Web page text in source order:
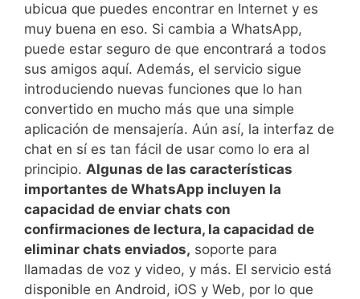
ubicua que puedes encontrar en Internet y es
muy buena en eso. Si cambia a WhatsApp,
puede estar seguro de que encontrará a todos
sus amigos aquí. Además, el servicio sigue
introduciendo nuevas funciones que lo han
convertido en mucho más que una simple
aplicación de mensajería. Aún así, la interfaz de
chat en sí es tan fácil de usar como lo era al
principio. Algunas de las características
importantes de WhatsApp incluyen la
capacidad de enviar chats con
confirmaciones de lectura, la capacidad de
eliminar chats enviados, soporte para
llamadas de voz y video, y más. El servicio está
disponible en Android, iOS y Web, por lo que